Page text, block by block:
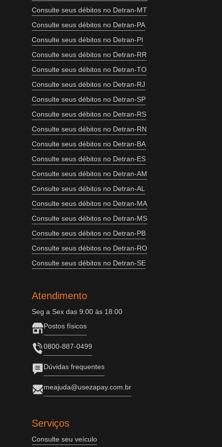
Consulte seus débitos no Detran-MT
Consulte seus débitos no Detran-PA
Consulte seus débitos no Detran-PI
Consulte seus débitos no Detran-RR
Consulte seus débitos no Detran-TO
Consulte seus débitos no Detran-RJ
Consulte seus débitos no Detran-SP
Consulte seus débitos no Detran-RS
Consulte seus débitos no Detran-RN
Consulte seus débitos no Detran-BA
Consulte seus débitos no Detran-ES
Consulte seus débitos no Detran-AM
Consulte seus débitos no Detran-AL
Consulte seus débitos no Detran-MA
Consulte seus débitos no Detran-MS
Consulte seus débitos no Detran-PB
Consulte seus débitos no Detran-RO
Consulte seus débitos no Detran-SE
Atendimento
Seg a Sex das 9:00 às 18:00
Postos físicos
0800-887-0499
Dúvidas frequentes
meajuda@usezapay.com.br
Serviços
Consulte seu veículo